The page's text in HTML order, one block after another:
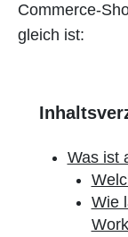
Commerce-
gleich ist:
Was ist
Wie